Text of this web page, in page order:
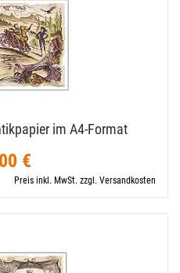
im A4-​Format
€
Preis inkl. MwSt. zzgl. Versandkosten